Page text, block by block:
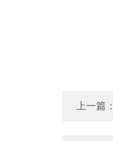
上一篇：